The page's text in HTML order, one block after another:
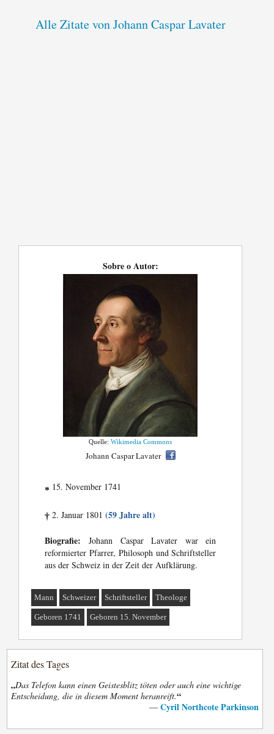
Alle Zitate von Johann Caspar Lavater
Sobre o Autor:
Quelle:Wikimedia Commons
Johann Caspar Lavater
* 15. November 1741
† 2. Januar 1801(59 Jahre alt)
Biografie: Johann Caspar Lavater war ein
reformierter Pfarrer, Philosoph und Schriftsteller
aus der Schweiz in der Zeit der Aufklärung.
Mann Schweizer Schriftsteller Theologe
Geboren 1741 Geboren 15. November
Zitat des Tages
„Das Telefon kann einen Geistesblitz töten oder auch eine wichtige
Entscheidung, die in diesem Moment heranreift.“
— Cyril Northcote Parkinson